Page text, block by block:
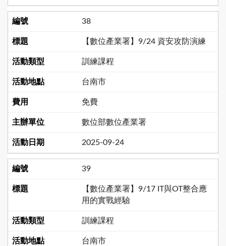
38
【數位產業署】9/24 資安攻防演練
訓練課程
台南市
免費
數位部數位產業署
2025-09-24
39
【數位產業署】9/17 IT與OT整合應
用的實戰經驗
訓練課程
台南市